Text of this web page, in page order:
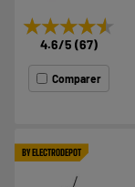
★★★★★
★★★★★
4.6/5 (67)
Comparer
BY ELECTRODEPOT